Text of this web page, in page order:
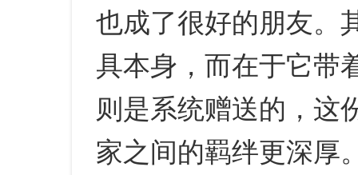
也成了很好的朋友。
具本身，而在于它带
则是系统赠送的，这
家之间的羁绊更深厚